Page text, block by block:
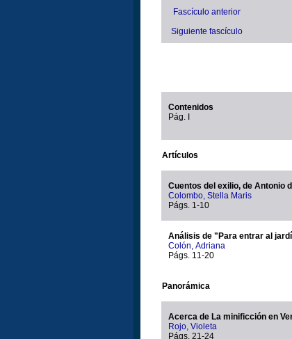
Fascículo anterior
Siguiente fascículo
Contenidos
Pág. I
Artículos
Cuentos del exilio, de Antonio
Colombo, Stella Maris
Págs. 1-10
Análisis de "Para entrar al
Colón, Adriana
Págs. 11-20
Panorámica
Acerca de La minificción en
Rojo, Violeta
Págs. 21-24